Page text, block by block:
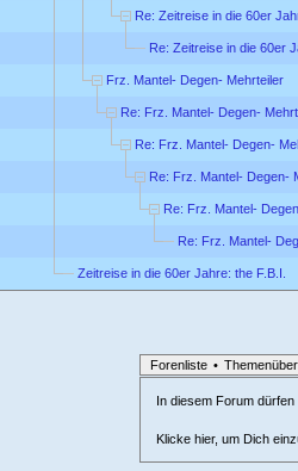
Re: Zeitreise in die 60er
Re: Zeitreise in die 60er
Frz. Mantel- Degen- Mehrteiler
Re: Frz. Mantel- Degen-
Re: Frz. Mantel- Degen-
Re: Frz. Mantel- Degen-
Re: Frz. Mantel-
Re: Frz. Mantel-
Zeitreise in die 60er Jahre: the F.B.I.
Forenliste •
In diesem Forum
Klicke hier, um Dich